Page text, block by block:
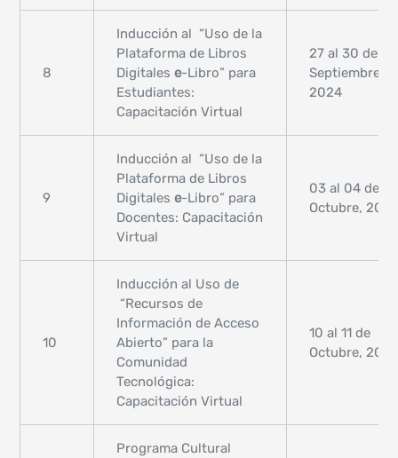
8
Inducción al “Uso de la
Plataforma de Libros
Digitalese-Libro” para
Estudiantes:
Capacitación Virtual
27 al 30 de
Septiembre,
2024
9
Inducción al “Uso de la
Plataforma de Libros
Digitalese-Libro” para
Docentes: Capacitación
Virtual
03 al 04 de
Octubre,
10
Inducción al Uso de
“Recursos de
Información de Acceso
Abierto” para la
Comunidad
Tecnológica:
Capacitación Virtual
10 al 11 de
Octubre,
Programa Cultural